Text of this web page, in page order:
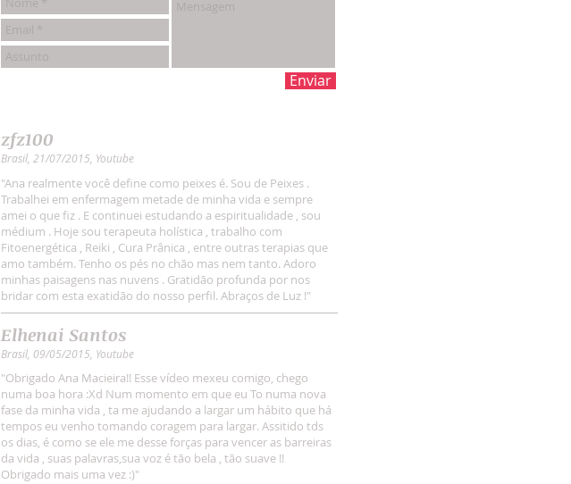
zfz100
Brasil, 21/07/2015, Youtube
"Ana realmente você define como peixes é. Sou de Peixes .
Trabalhei em enfermagem metade de minha vida e sempre
amei o que fiz . E continuei estudando a espiritualidade , sou
médium . Hoje sou terapeuta holística , trabalho com
Fitoenergética , Reiki , Cura Prânica , entre outras terapias que
amo também. Tenho os pés no chão mas nem tanto. Adoro
minhas paisagens nas nuvens . Gratidão profunda por nos
bridar com esta exatidão do nosso perfil. Abraços de Luz !"
Elhenai Santos
Brasil, 09/05/2015, Youtube
"Obrigado Ana Macieira!! Esse vídeo mexeu comigo, chego
numa boa hora :Xd Num momento em que eu To numa nova
fase da minha vida , ta me ajudando a largar um hábito que há
tempos eu venho tomando coragem para largar. Assitido tds
os dias, é como se ele me desse forças para vencer as barreiras
da vida , suas palavras,sua voz é tão bela , tão suave !!
Obrigado mais uma vez :)"
Enviar